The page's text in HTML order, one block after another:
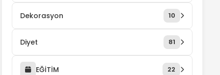
Dekorasyon 10
Diyet 81
EĞİTİM 22